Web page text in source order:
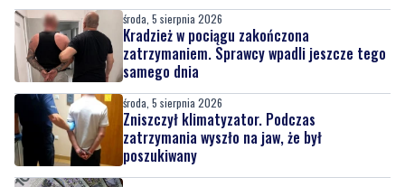
środa, 5 sierpnia 2026
Kradzież w pociągu zakończona
zatrzymaniem. Sprawcy wpadli jeszcze tego
samego dnia
środa, 5 sierpnia 2026
Zniszczył klimatyzator. Podczas
zatrzymania wyszło na jaw, że był
poszukiwany